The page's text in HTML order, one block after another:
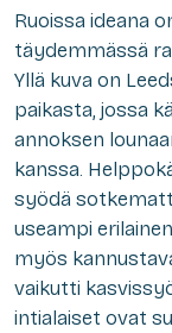
Ruoissa ideana
täydemmässä
Yllä kuva on
paikasta, jossa
annoksen
kanssa.
syödä
useampi
myös
vaikutti
intialaiset ovat